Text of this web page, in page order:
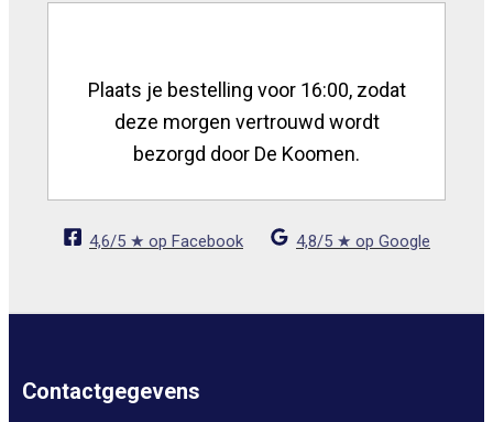
Plaats je bestelling voor 16:00, zodat
deze morgen vertrouwd wordt
bezorgd door De Koomen.
4,6/5 ★ op Facebook 4,8/5 ★ op Google
Contactgegevens